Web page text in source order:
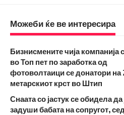
Можеби ќе ве интересира
Бизнисмените чија компанија
во Топ пет по заработка од
фотоволтаици се донатори на
метарскиот крст во Штип
Снаата со јастук се обидела да
задуши бабата на сопругот,